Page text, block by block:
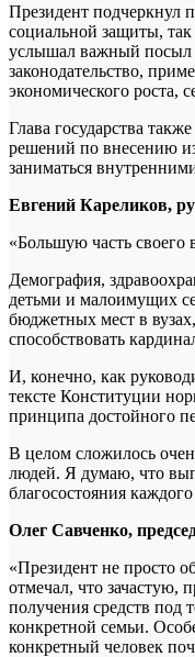
Президент подчеркнул
социальной защиты, так
услышал важный посыл
законодательство,
экономического роста,
Глава государства
решений по внесению
заниматься
Евгений Кареликов,
«Большую часть
Демография,
детьми и малоимущих
бюджетных мест в
способствовать
И, конечно, как
тексте Конституции
принципа достойного
В целом сложилось
людей. Я думаю, что
благосостояния
Олег Савченко,
«Президент не просто
отмечал, что зачастую,
получения средств под
конкретной семьи.
конкретный человек